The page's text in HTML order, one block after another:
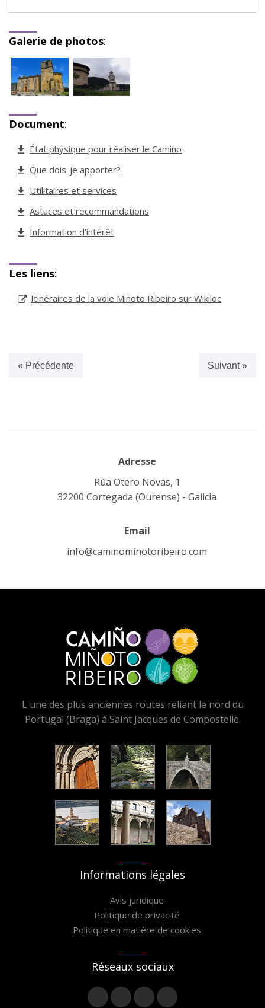
Galerie de photos:
Document:
État physique pour réaliser le Camino
Que dois-je apporter?
Utilitaires et services
Astuces et recommandations
Information d’intérêt
Les liens:
Itinéraires de la voie Miñoto Ribeiro sur Wikiloc
Suivant »
« Précédente
Adresse
Rúa Otero Novas, 1
32200 Cortegada (Ourense) - Galicia
Email
info@caminominotoribeiro.com
L'une des plus anciennes routes reliant le nord du
Portugal (Braga) à Saint Jacques de Compostelle.
Informations légales
Avis juridique
Politique de privacité
Politique en matière de cookies
Réseaux sociaux